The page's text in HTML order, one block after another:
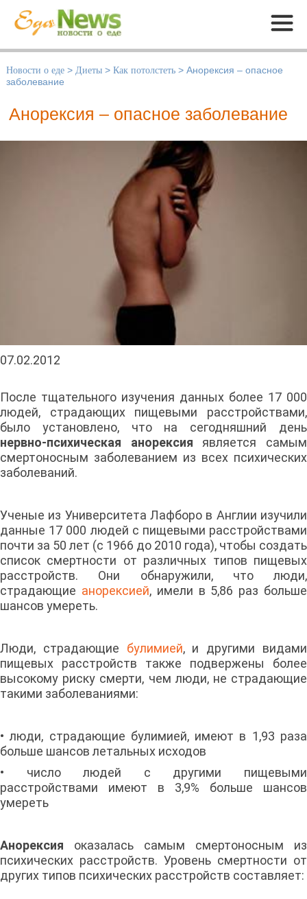
Меню
Новости о еде > Диеты > Как потолстеть > Анорексия – опасное
заболевание
Анорексия – опасное заболевание
07.02.2012
После тщательного изучения данных более 17 000
людей, страдающих пищевыми расстройствами,
было установлено, что на сегодняшний день
нервно-психическая анорексия является самым
смертоносным заболеванием из всех психических
заболеваний.
Ученые из Университета Лафборо в Англии изучили
данные 17 000 людей с пищевыми расстройствами
почти за 50 лет (с 1966 до 2010 года), чтобы создать
список смертности от различных типов пищевых
расстройств. Они обнаружили, что люди,
страдающие анорексией, имели в 5,86 раз больше
шансов умереть.
Люди, страдающие булимией, и другими видами
пищевых расстройств также подвержены более
высокому риску смерти, чем люди, не страдающие
такими заболеваниями:
• люди, страдающие булимией, имеют в 1,93 раза
больше шансов летальных исходов
• число людей с другими пищевыми
расстройствами имеют в 3,9% больше шансов
умереть
Анорексия оказалась самым смертоносным из
психических расстройств. Уровень смертности от
других типов психических расстройств составляет: